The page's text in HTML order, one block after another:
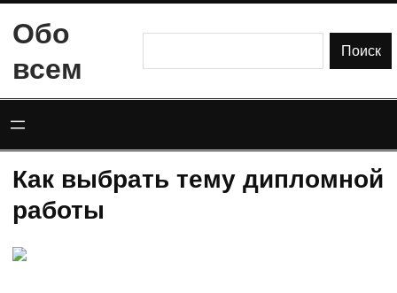
содержимому
Обо
всем
Поиск
Как выбрать тему дипломной
работы